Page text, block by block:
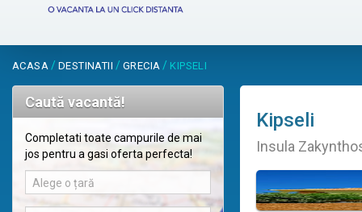
ACASA / DESTINATII / GRECIA / KIPSELI
Caută vacantă!
Completati toate campurile de mai
jos pentru a gasi oferta perfecta!
Alege o țară
Kipseli
Insula